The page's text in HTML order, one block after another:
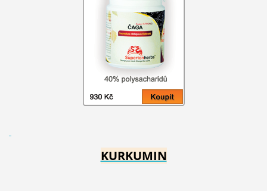
KURKUMIN